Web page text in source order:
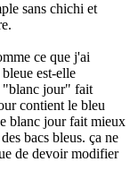
sans chichi et
ce que j'ai
est-elle
"blanc jour" fait
contient le bleu
blanc jour fait mieux
bacs bleus. ça ne
de devoir modifier